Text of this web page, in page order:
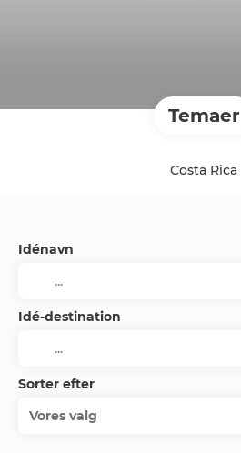
Temaer
Costa Rica
Idénavn
Idé-destination
Sorter efter
Vores valg